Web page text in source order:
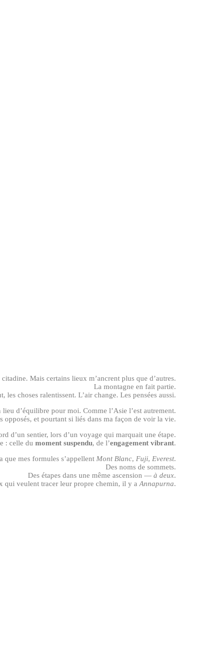
citadine. Mais certains lieux m’ancrent plus que d’autres.
La montagne en fait partie.
les choses ralentissent. L’air change. Les pensées aussi.
lieu d’équilibre pour moi. Comme l’Asie l’est autrement.
opposés, et pourtant si liés dans ma façon de voir la vie.
d’un sentier, lors d’un voyage qui marquait une étape.
: celle du moment suspendu, de l’engagement vibrant.
que mes formules s’appellent Mont Blanc, Fuji, Everest.
Des noms de sommets.
Des étapes dans une même ascension — à deux.
qui veulent tracer leur propre chemin, il y a Annapurna.